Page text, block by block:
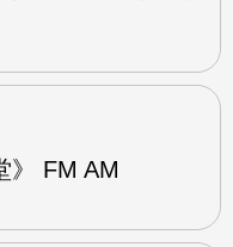
》 FM AM